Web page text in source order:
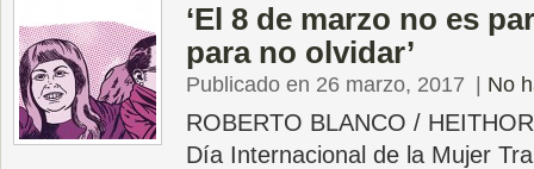
‘El 8 de marzo no es
para no olvidar’
Publicado en 26 marzo, 2017 No
ROBERTO BLANCO /
Día Internacional de la Mujer